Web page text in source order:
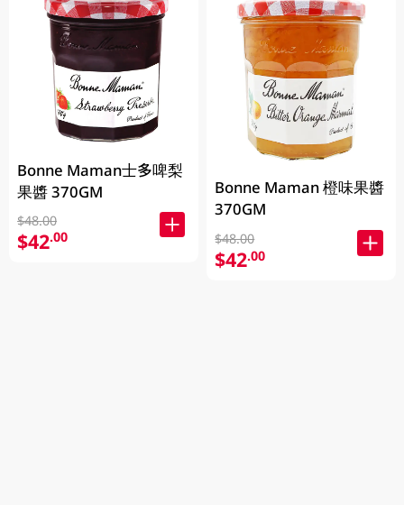
Bonne Maman士多啤梨
果醬 370GM
$48.00
$42.00
Bonne Maman 橙味果醬
370GM
$48.00
$42.00